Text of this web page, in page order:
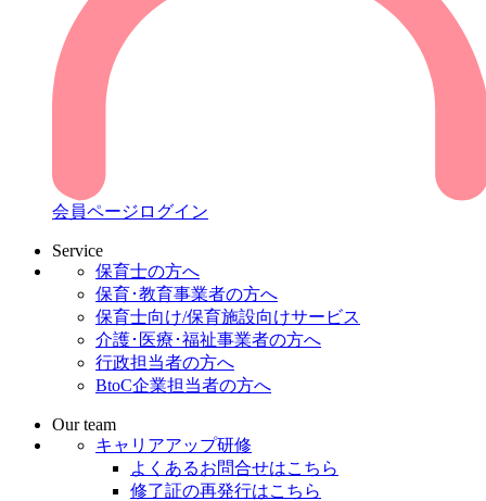
会員ページログイン
Service
保育士の方へ
保育･教育事業者の方へ
保育士向け/保育施設向けサービス
介護･医療･福祉事業者の方へ
行政担当者の方へ
BtoC企業担当者の方へ
Our team
キャリアアップ研修
よくあるお問合せはこちら
修了証の再発行はこちら